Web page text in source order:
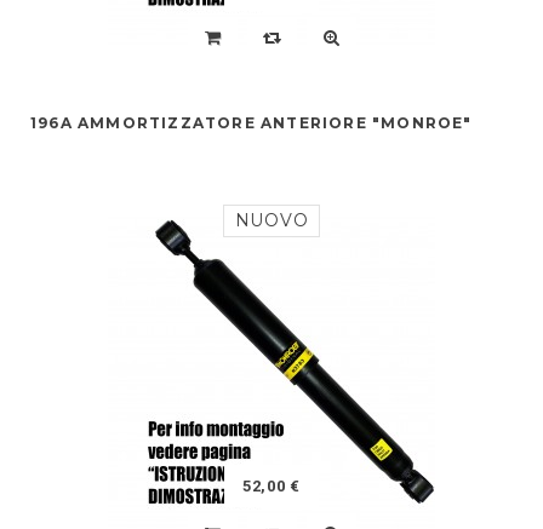
196A AMMORTIZZATORE ANTERIORE "MONROE"
NUOVO
52,00 €